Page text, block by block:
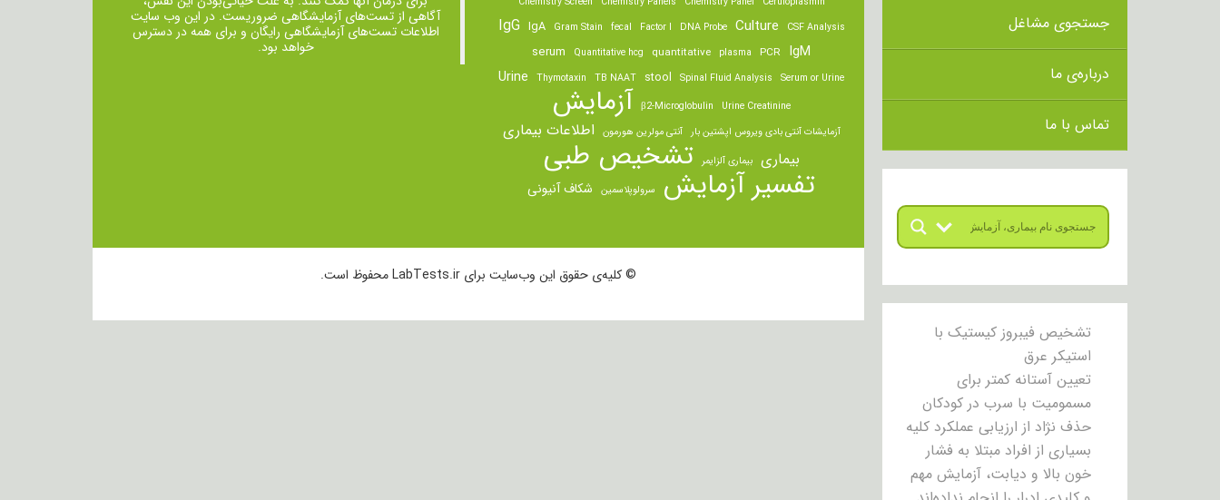
جستجوی مشاغل
درباره‌ی ما
تماس با ما
تشخیص فیبروز کیستیک با
استیکر عرق
تعیین آستانه کمتر برای
مسمومیت با سرب در کودکان
حذف نژاد از ارزیابی عملکرد کلیه
بسیاری از افراد مبتلا به فشار
خون بالا و دیابت، آزمایش مهم
CSF Analysis
Culture
DNA Probe
Factor I
fecal
Gram Stain
IgA
IgG
IgM
PCR
plasma
quantitative
Quantitative hcg
serum
Serum or Urine
Spinal Fluid Analysis
stool
TB NAAT
Thymotaxin
Urine
Urine Creatinine
β2-Microglobulin آزمایش
آزمایشات آنتی بادی ویروس اپشتین بار آنتی مولرین هورمون اطلاعات بیماری
بیماری بیماری آلزایمر تشخیص طبی
تفسیر آزمایش سرولوپلاسمین شکاف آنیونی
آگاهی از تست‌های آزمایشگاهی ضروریست. در این وب سایت
اطلاعات تست‌های آزمایشگاهی رایگان و برای همه در دسترس
خواهد بود.
© کلیه‌ی حقوق این وب‌سایت برای LabTests.ir محفوظ است.